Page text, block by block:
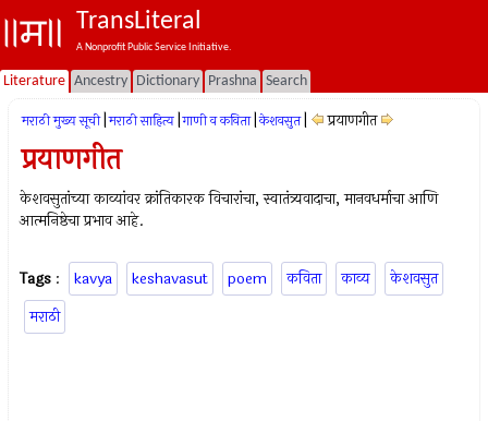
TransLiteral
A Nonprofit Public Service Initiative.
Literature Ancestry Dictionary Prashna Search
मराठी मुख्य सूची मराठी साहित्य गाणी व कविता केशवसुत प्रयाणगीत
प्रयाणगीत
केशवसुतांच्या काव्यांवर क्रांतिकारक विचारांचा, स्वातंत्र्यवादाचा, मानवधर्माचा आणि
आत्मनिष्ठेचा प्रभाव आहे.
Tags : kavya keshavasut poem कविता काव्य
केशवसुत
मराठी